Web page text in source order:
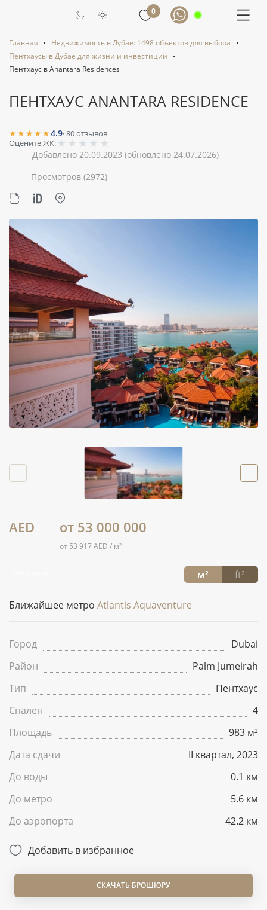
0
Главная
Недвижимость в Дубае: 1498 объектов для выбора
Пентхаусы в Дубае для жизни и инвестиций
Пентхаус в Anantara Residences
ПЕНТХАУС ANANTARA RESIDENCE
★★★★★4.9·80отзывов
Оцените ЖК:★ ★ ★ ★ ★
Добавлено 20.09.2023 (обновлено 24.07.2026)
Просмотров (2972)
AED от 53 000 000
от 53 917 AED / м²
м² ft²
Ближайшее метро Atlantis Aquaventure
Город
Dubai
Район
Palm Jumeirah
Тип
Пентхаус
Спален
4
Площадь
983 м²
Дата сдачи
II квартал, 2023
До воды
0.1 км
До метро
5.6 км
До аэропорта
42.2 км
Добавить в избранное
СКАЧАТЬ БРОШЮРУ